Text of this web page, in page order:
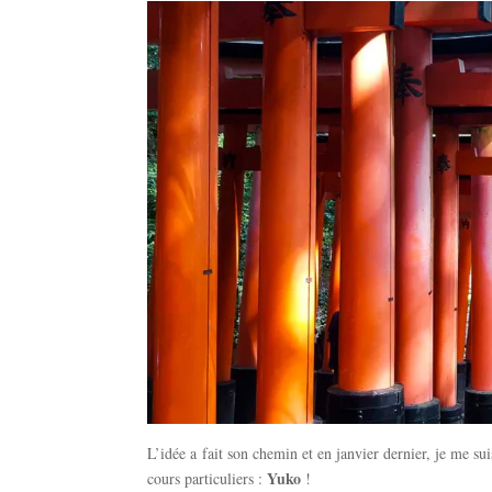
L’idée a fait son chemin et en janvier dernier, je me
cours particuliers : Yuko !